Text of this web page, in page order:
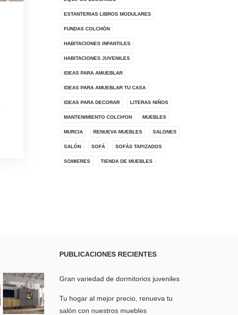
ESTANTERIAS LIBROS MODULARES
FUNDAS COLCHÓN
HABITACIONES INFANTILES
HABITACIONES JUVENILES
IDEAS PARA AMUEBLAR
IDEAS PARA AMUEBLAR TU CASA
IDEAS PARA DECORAR LITERAS NIÑOS
MANTENIMIENTO COLCH'ON MUEBLES
MURCIA RENUEVA MUEBLES SALONES
SALÓN SOFÁ SOFÁS TAPIZADOS
SOMIERES TIENDA DE MUEBLES
PUBLICACIONES RECIENTES
Gran variedad de dormitorios juveniles
Tu hogar al mejor precio, renueva tu
salón con nuestros muebles